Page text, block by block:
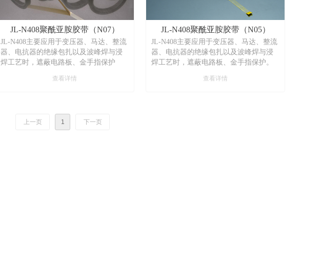
JL-N408聚酰亚胺胶带（N07）
JL-N408主要应用于变压器、马达、整流
器、电抗器的绝缘包扎以及波峰焊与浸
焊工艺时，遮蔽电路板、金手指保护
查看详情
JL-N408聚酰亚胺胶带（N05）
JL-N408主要应用于变压器、马达、整流
器、电抗器的绝缘包扎以及波峰焊与浸
焊工艺时，遮蔽电路板、金手指保护。
查看详情
上一页 1 下一页